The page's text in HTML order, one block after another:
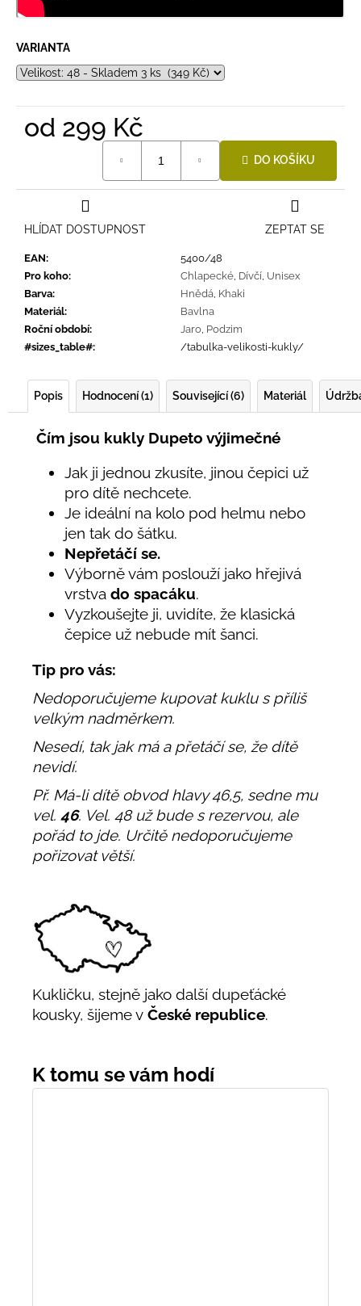
VARIANTA
od 299 Kč
DO KOŠÍKU
EAN:
5400/48
Pro koho: Chlapecké Dívčí Unisex
Barva: Hnědá Khaki
Materiál:
Bavlna
Roční období: Jaro Podzim
#sizes_table#: /tabulka-velikosti-kukly/
ZEPTAT SE
HLÍDAT DOSTUPNOST
Popis Hodnocení (1) Související (6) Materiál
Čím jsou kukly Dupeto výjimečné
Jak ji jednou zkusíte, jinou čepici už
pro dítě nechcete.
Je ideální na kolo pod helmu nebo
jen tak do šátku.
Nepřetáčí se.
Výborně vám poslouží jako hřejivá
vrstva do spacáku.
Vyzkoušejte ji, uvidíte, že klasická
čepice už nebude mít šanci.
Tip pro vás:
Nedoporučujeme kupovat kuklu s příliš
velkým nadměrkem.
Nesedí, tak jak má a přetáčí se, že dítě
nevidí.
Př. Má-li dítě obvod hlavy 46,5, sedne mu
vel. 46. Vel. 48 už bude s rezervou, ale
pořád to jde. Určitě nedoporučujeme
pořizovat větší.
Kukličku, stejně jako další dupeťácké
kousky, šijeme v České republice.